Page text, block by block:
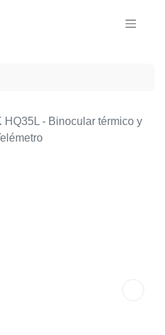
- Binocular térmico y